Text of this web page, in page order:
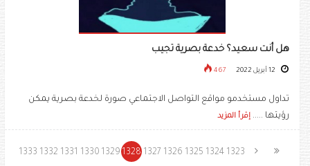
هل أنت سعيد؟ خدعة بصرية تجيب
467
تداول مستخدمو مواقع التواصل الاجتماعي صورة لخدعة بصرية يمكن
رؤيتها ..... إقرأ المزيد
1323
1324
1325
1326
1327
1328
1329
1330
1331
1332
1333